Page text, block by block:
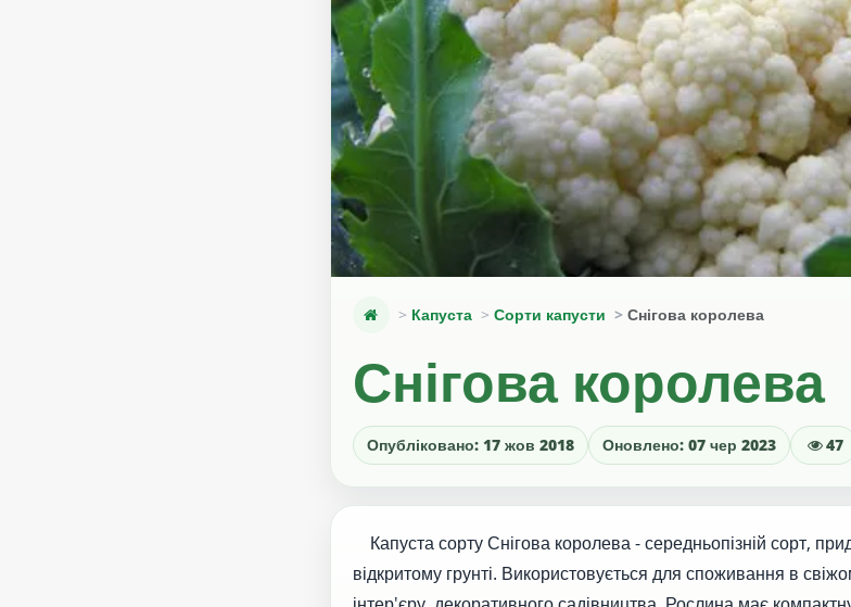
Капуста Сорти капусти Снігова королева
Снігова королева
Опубліковано: 17 жов 2018 Оновлено: 07 чер 2023 47
Капуста сорту Снігова королева - середньопізній сорт,
відкритому грунті. Використовується для споживання в